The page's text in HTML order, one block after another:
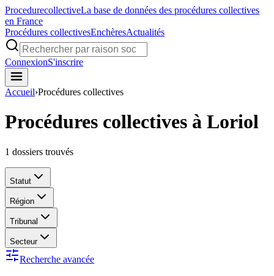
ProcedurecollectiveLa base de données des procédures collectives
en France
Procédures collectivesEnchèresActualités
ConnexionS'inscrire
Accueil›Procédures collectives
Procédures collectives à Loriol
1 dossiers trouvés
Statut
Région
Tribunal
Secteur
Recherche avancée